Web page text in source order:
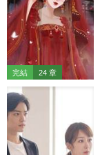
完結 24 章